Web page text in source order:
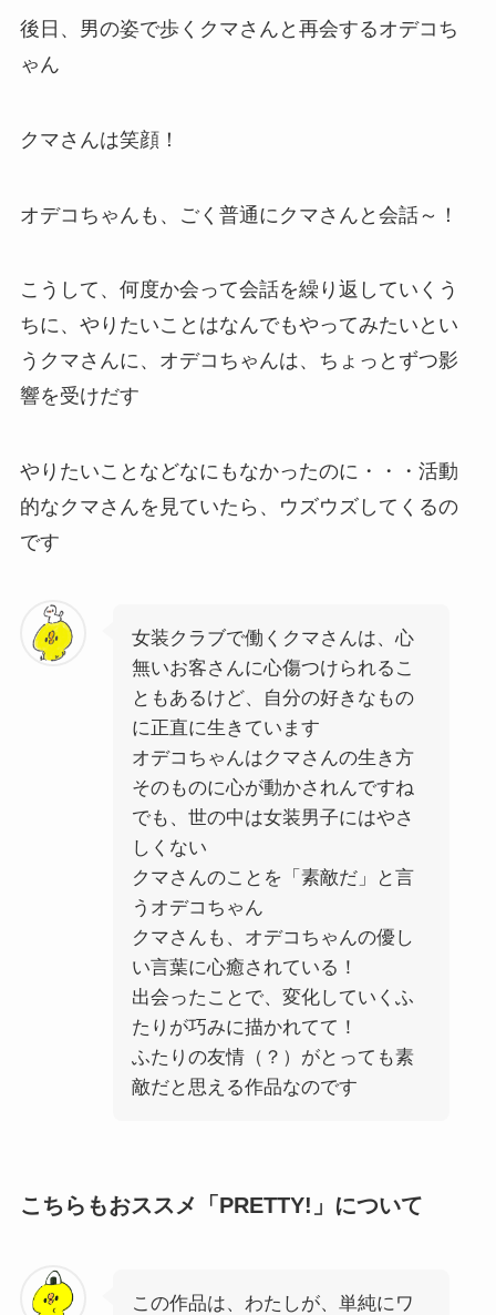
後日、男の姿で歩くクマさんと再会するオデコち
ゃん
クマさんは笑顔！
オデコちゃんも、ごく普通にクマさんと会話～！
こうして、何度か会って会話を繰り返していくう
ちに、やりたいことはなんでもやってみたいとい
うクマさんに、オデコちゃんは、ちょっとずつ影
響を受けだす
やりたいことなどなにもなかったのに・・・活動
的なクマさんを見ていたら、ウズウズしてくるの
です
女装クラブで働くクマさんは、心
無いお客さんに心傷つけられるこ
ともあるけど、自分の好きなもの
に正直に生きています
オデコちゃんはクマさんの生き方
そのものに心が動かされんですね
でも、世の中は女装男子にはやさ
しくない
クマさんのことを「素敵だ」と言
うオデコちゃん
クマさんも、オデコちゃんの優し
い言葉に心癒されている！
出会ったことで、変化していくふ
たりが巧みに描かれてて！
ふたりの友情（？）がとっても素
敵だと思える作品なのです
こちらもおススメ「PRETTY!」について
この作品は、わたしが、単純にワ